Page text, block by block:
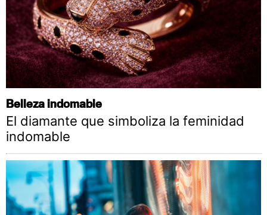
Belleza indomable
El diamante que simboliza la feminidad
indomable